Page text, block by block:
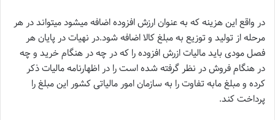
در واقع این هزینه که به عنوان ارزش افزوده اضافه میشود میتواند در هر
مرحله از تولید و توزیع به مبلغ کالا اضافه شود.در نهیات در پایان هر
فصل مودی باید مالیات ازرش افزوده را که در چه در هنگام خرید و چه
در هنگام فروش در نظر گرفته شده است را در اظهارنامه مالیات ذکر
کرده و مبلغ مابه تفاوت را به سازمان امور مالیاتی کشور این مبلغ را
پرداخت کند.